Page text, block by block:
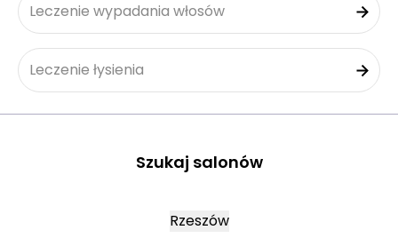
Leczenie wypadania włosów
Leczenie łysienia
Szukaj salonów
Rzeszów